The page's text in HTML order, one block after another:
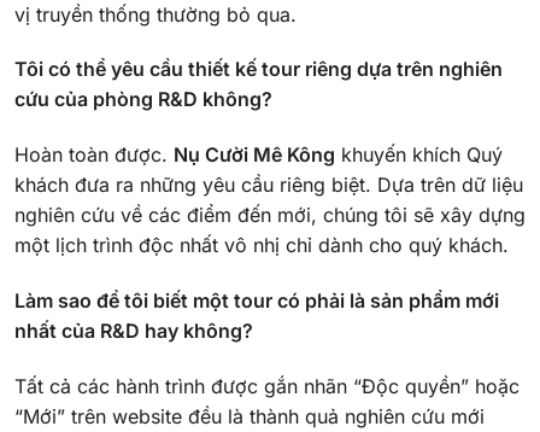
vị truyền thống thường bỏ qua.
Tôi có thể yêu cầu thiết kế tour riêng dựa trên nghiên
cứu của phòng R&D không?
Hoàn toàn được. Nụ Cười Mê Kông khuyến khích Quý
khách đưa ra những yêu cầu riêng biệt. Dựa trên dữ liệu
nghiên cứu về các điểm đến mới, chúng tôi sẽ xây dựng
một lịch trình độc nhất vô nhị chỉ dành cho quý khách.
Làm sao để tôi biết một tour có phải là sản phẩm mới
nhất của R&D hay không?
Tất cả các hành trình được gắn nhãn “Độc quyền” hoặc
“Mới” trên website đều là thành quả nghiên cứu mới